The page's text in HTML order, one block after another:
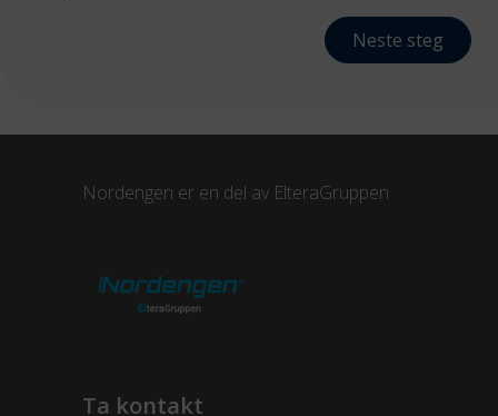
Neste steg
Nordengen er en del av ElteraGruppen
Ta kontakt